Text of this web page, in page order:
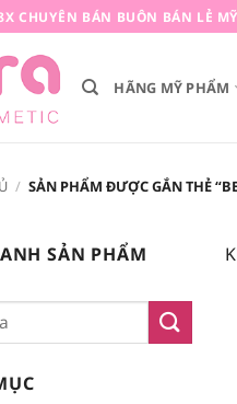
CHUYÊN BÁN BUÔN BÁN LẺ
HÃNG MỸ PHẨM
/ SẢN PHẨM ĐƯỢC GẮN THẺ
SẢN PHẨM